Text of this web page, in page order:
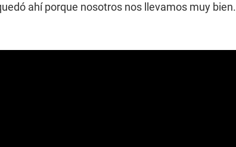
ahí porque nosotros nos llevamos muy bien.